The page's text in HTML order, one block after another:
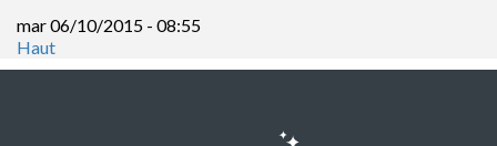
mar 06/10/2015 - 08:55
Haut